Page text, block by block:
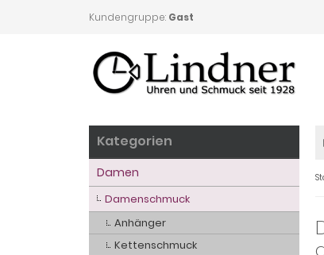
Kundengruppe: Gast
Kategorien
Damen
Damenschmuck
Anhänger
Kettenschmuck